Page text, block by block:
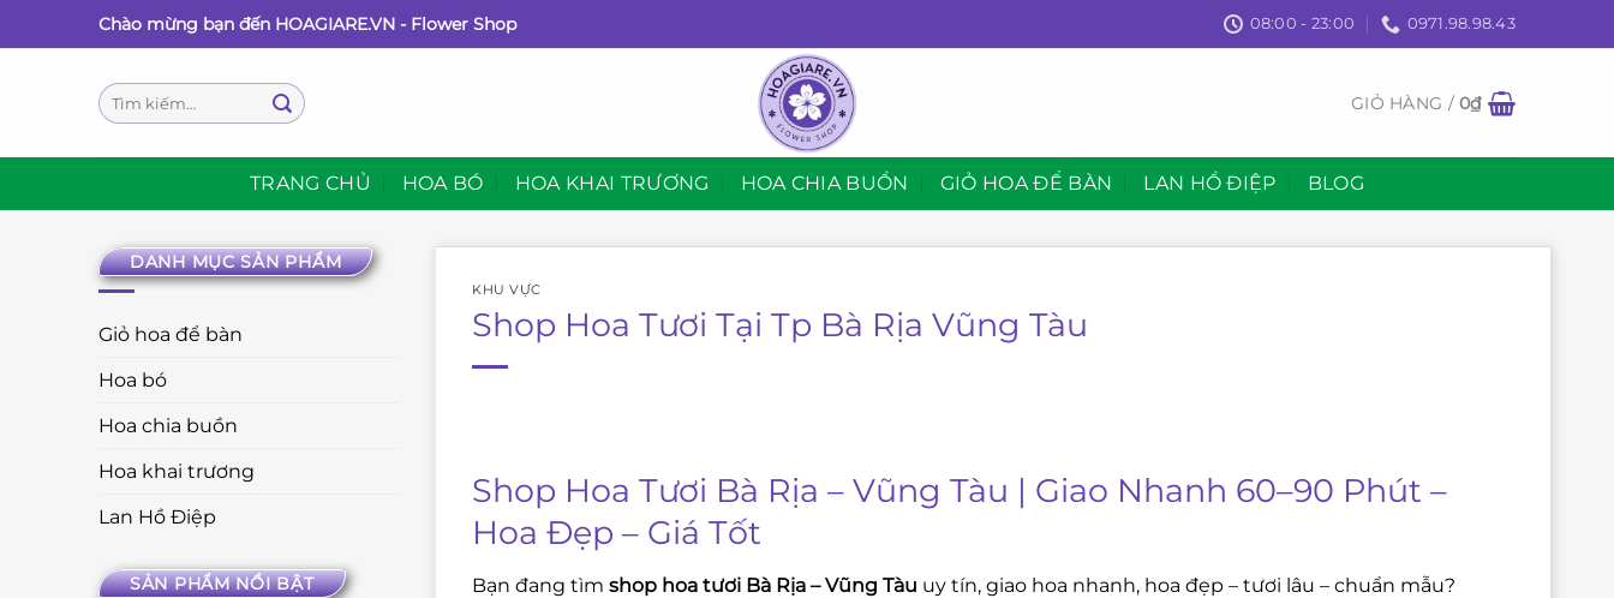
qua
Chào mừng bạn đến HOAGIARE.VN - Flower Shop 08:00 - 23:00 0971.98.98.43
Tìm
kiếm:
GIỎ HÀNG /0₫
TRANG CHỦ HOA BÓ HOA KHAI TRƯƠNG HOA CHIA BUỒN GIỎ HOA ĐỂ BÀN LAN HỒ ĐIỆP BLOG
DANH MỤC SẢN PHẨM
Giỏ hoa để bàn
Hoa bó
Hoa chia buồn
Hoa khai trương
Lan Hồ Điệp
SẢN PHẨM NỔI BẬT
KHU VỰC
Shop Hoa Tươi Tại Tp Bà Rịa Vũng Tàu
Shop Hoa Tươi Bà Rịa – Vũng Tàu | Giao Nhanh 60–90 Phút –
Hoa Đẹp – Giá Tốt
Bạn đang tìm shop hoa tươi Bà Rịa – Vũng Tàu uy tín, giao hoa nhanh, hoa đẹp – tươi lâu – chuẩn mẫu?